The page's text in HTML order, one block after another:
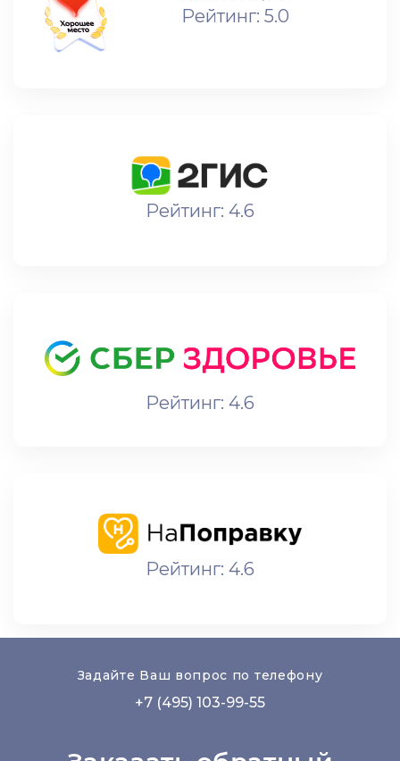
Рейтинг: 5.0
Рейтинг: 4.6
Рейтинг: 4.6
Рейтинг: 4.6
Задайте Ваш вопрос по телефону
+7 (495) 103-99-55